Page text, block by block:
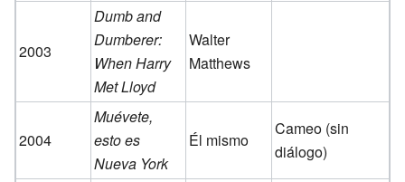
2003
Dumb and
Dumberer:
When Harry
Met Lloyd
Walter
Matthews
2004
Muévete,
esto es
Nueva York
Él mismo
Cameo (sin
diálogo)